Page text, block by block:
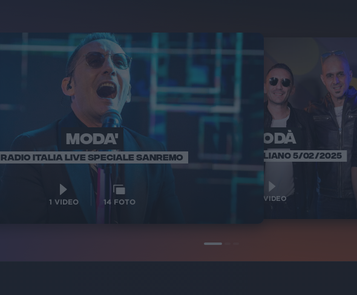
MODA'
RADIO ITALIA LIVE SPECIALE SANREMO
1 VIDEO 14FOTO
MODÀ
SANREMO ITALIANO 5/02/2025
VIDEO